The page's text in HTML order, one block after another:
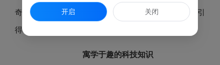
奇妙原理，生动展现化学世界的独特魅力，实验效果引
得现场观众阵阵惊叹。
寓学于趣的科技知识
开启 关闭